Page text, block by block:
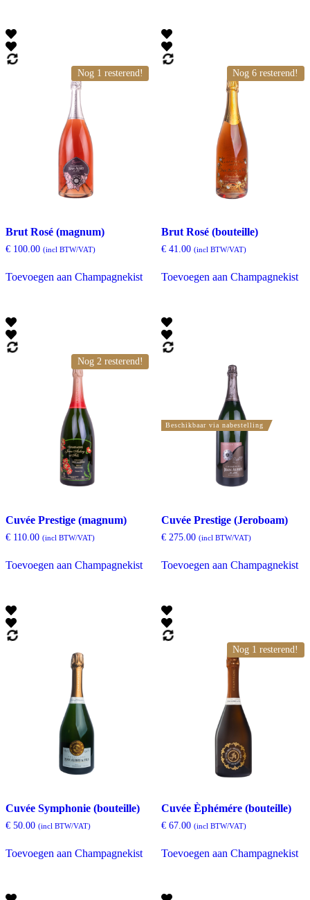
Nog 1 resterend!
Brut Rosé (magnum)
€ 100.00 (incl BTW/VAT)
Toevoegen aan Champagnekist
Nog 6 resterend!
Brut Rosé (bouteille)
€41.00 (incl BTW/VAT)
Toevoegen aan Champagnekist
Nog 2 resterend!
Cuvée Prestige (magnum)
€ 110.00 (incl BTW/VAT)
Toevoegen aan Champagnekist
Beschikbaar via nabestelling
Cuvée Prestige (Jeroboam)
€275.00 (incl BTW/VAT)
Toevoegen aan Champagnekist
Cuvée Symphonie (bouteille)
€ 50.00 (incl BTW/VAT)
Toevoegen aan Champagnekist
Nog 1 resterend!
Cuvée Èphémére (bouteille)
€67.00 (incl BTW/VAT)
Toevoegen aan Champagnekist